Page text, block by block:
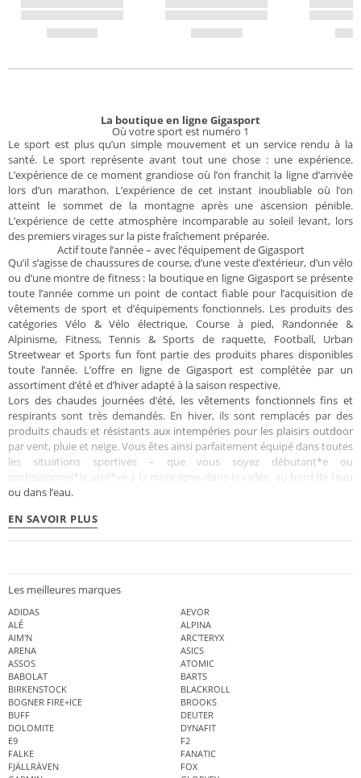
La boutique en ligne Gigasport
Où votre sport est numéro 1
Le sport est plus qu’un simple mouvement et un service rendu à la
santé. Le sport représente avant tout une chose : une expérience.
L’expérience de ce moment grandiose où l’on franchit la ligne d’arrivée
lors d’un marathon. L’expérience de cet instant inoubliable où l’on
atteint le sommet de la montagne après une ascension pénible.
L’expérience de cette atmosphère incomparable au soleil levant, lors
des premiers virages sur la piste fraîchement préparée.
Actif toute l’année – avec l’équipement de Gigasport
Qu’il s’agisse de chaussures de course, d’une veste d’extérieur, d’un vélo
ou d’une montre de fitness : la boutique en ligne Gigasport se présente
toute l’année comme un point de contact fiable pour l’acquisition de
vêtements de sport et d’équipements fonctionnels. Les produits des
catégories Vélo & Vélo électrique, Course à pied, Randonnée &
Alpinisme, Fitness, Tennis & Sports de raquette, Football, Urban
Streetwear et Sports fun font partie des produits phares disponibles
toute l’année. L’offre en ligne de Gigasport est complétée par un
assortiment d’été et d’hiver adapté à la saison respective.
Lors des chaudes journées d’été, les vêtements fonctionnels fins et
respirants sont très demandés. En hiver, ils sont remplacés par des
produits chauds et résistants aux intempéries pour les plaisirs outdoor
par vent, pluie et neige. Vous êtes ainsi parfaitement équipé dans toutes
les situations sportives – que vous soyez débutant*e ou
professionnel*le actif*ve à la montagne, dans la vallée, au bord de l’eau
ou dans l’eau.
EN SAVOIR PLUS
Les meilleures marques
ADIDAS
AEVOR
ALÉ
ALPINA
AIM'N
ARC'TERYX
ARENA
ASICS
ASSOS
ATOMIC
BABOLAT
BARTS
BIRKENSTOCK
BLACKROLL
BOGNER FIRE+ICE
BROOKS
BUFF
DEUTER
DOLOMITE
DYNAFIT
E9
F2
FALKE
FANATIC
FJÄLLRÄVEN
FOX